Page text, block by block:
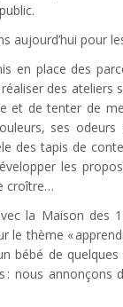
aujourd’hui pour
en place des
des ateliers
et de tenter de
ses
des tapis de
les
croître…
la Maison des
le thème «
bébé de
: nous